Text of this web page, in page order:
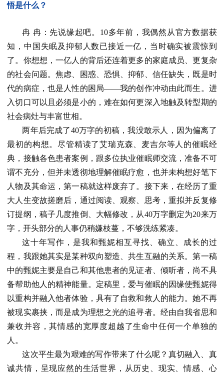
悟是什么？
冉 冉：先说缘起吧。10多年前，我偶然从官方数据获
知，中国失眠及抑郁人数已接近一亿，当时确实被震惊到
了。你想想，一亿人的背后还连着更多的家庭成员、更复杂
的社会问题。焦虑、困惑、恐惧、抑郁、信任缺失，既是时
代的病症，也是人性的困局——我的创作冲动由此而生。进
入切口可以且必须是小的，难在如何更深入地触及转型期的
社会病灶与丰富世相。
两年后完成了40万字的初稿，我没敢示人，因为偏离了
最初的构想。尽管精读了艾瑞克森、麦吉尔等人的催眠经
典，接触各色患者案例，跟多位执业催眠师交流，准备不可
谓不充分，但并未透彻地理解催眠疗愈，也并未构想好笔下
人物及其命运，第一稿就这样废弃了。接下来，在经历了重
大人生变故搓磨后，通过阅读、观察、思考，重拟并反复修
订提纲，稿子几度推倒、大幅修改，从40万字删定为20来万
字，开头部分的人事仍稍嫌枝蔓，不够洗练紧凑。
这十年写作，是我和甄妮相互寻找、确立、成长的过
程，我跟她其实是某种双向塑造、共生互融的关系。第一稿
中的甄妮主要是自己和其他患者的见证者、倾听者，尚不具
备帮助他人的精神能量。定稿里，爱与催眠的因缘使甄妮得
以重构并融入他者体验，具有了自救和救人的能力。她不再
被现实裹挟，而是成为理想之光的追寻者。经由自我省思和
兼收并容，其情感的宽厚度超越了生命中任何一个单独的
人。
这次平生最为艰难的写作带来了什么呢？真切融入、真
诚共情，呈现应然的生活世界，从历史、现实、情感、心